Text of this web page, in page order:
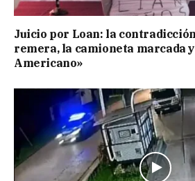
Juicio por Loan: la
remera, la camioneta marcada
Americano»